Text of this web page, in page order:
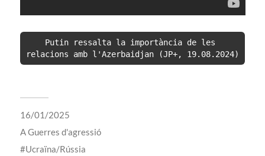
Putin ressalta la importància de les
relacions amb l'Azerbaidjan (JP+, 19.08.2024)
16/01/2025
AGuerres d'agressió
Ucraïna/Rússia